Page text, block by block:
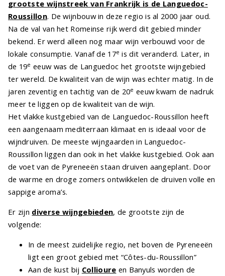
grootste wijnstreek van Frankrijk is de Languedoc-
Roussillon. De wijnbouw in deze regio is al 2000 jaar oud.
Na de val van het Romeinse rijk werd dit gebied minder
bekend. Er werd alleen nog maar wijn verbouwd voor de
lokale consumptie. Vanaf de 17e is dit veranderd. Later, in
de 19e eeuw was de Languedoc het grootste wijngebied
ter wereld. De kwaliteit van de wijn was echter matig. In de
jaren zeventig en tachtig van de 20e eeuw kwam de nadruk
meer te liggen op de kwaliteit van de wijn.
Het vlakke kustgebied van de Languedoc-Roussillon heeft
een aangenaam mediterraan klimaat en is ideaal voor de
wijndruiven. De meeste wijngaarden in Languedoc-
Roussillon liggen dan ook in het vlakke kustgebied. Ook aan
de voet van de Pyreneeën staan druiven aangeplant. Door
de warme en droge zomers ontwikkelen de druiven volle en
sappige aroma’s.
Er zijn diverse wijngebieden, de grootste zijn de
volgende:
In de meest zuidelijke regio, net boven de Pyreneeën
ligt een groot gebied met “Côtes-du-Roussillon”
Aan de kust bij Collioure en Banyuls worden de